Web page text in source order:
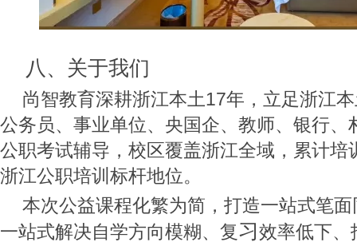
八、关于我们
尚智教育深耕浙江本土17年，立足浙江
公务员、事业单位、央国企、教师、银行、
公职考试辅导，校区覆盖浙江全域，累计培
浙江公职培训标杆地位。
本次公益课程化繁为简，打造一站式笔
一站式解决自学方向模糊、复习效率低下、